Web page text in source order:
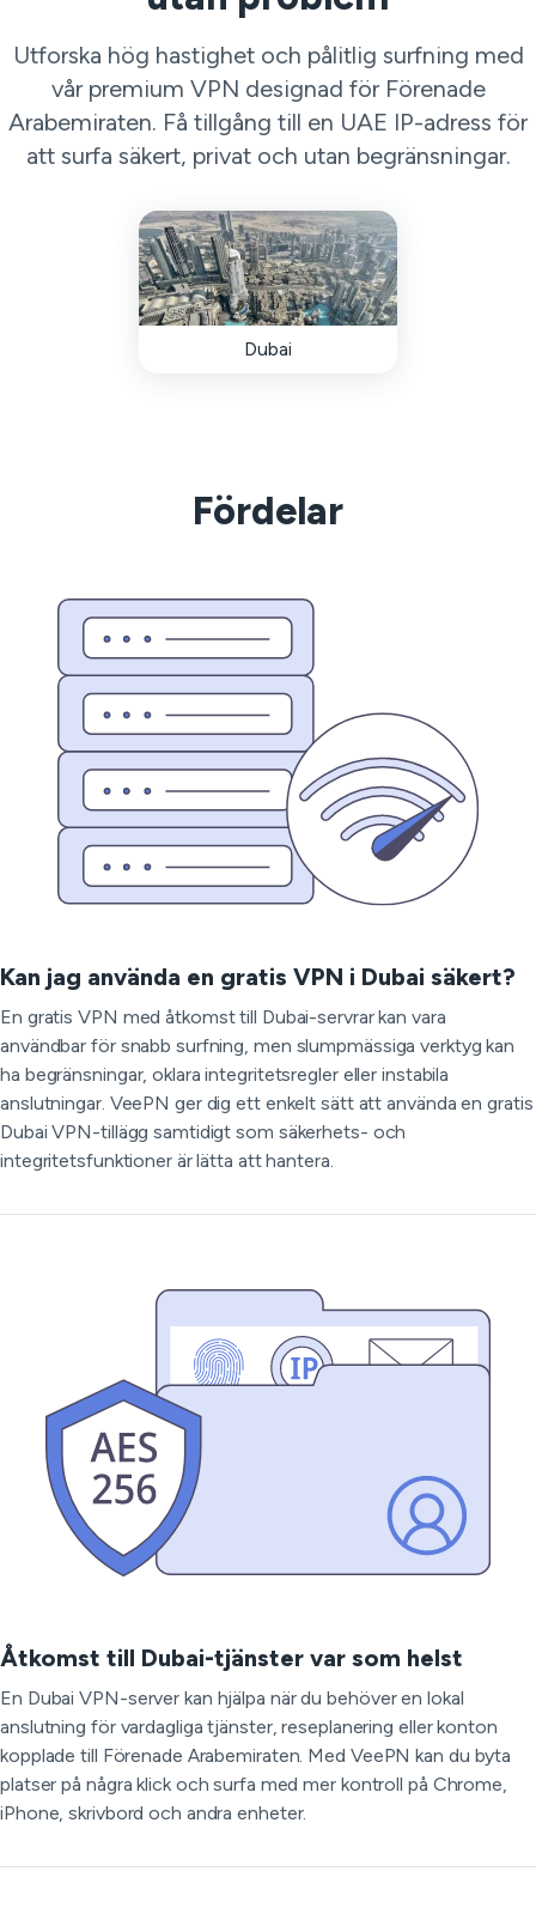
Utforska hög hastighet och pålitlig surfning med
vår premium VPN designad för Förenade
Arabemiraten. Få tillgång till en UAE IP-adress för
att surfa säkert, privat och utan begränsningar.
Dubai
Fördelar
Kan jag använda en gratis VPN i Dubai säkert?
En gratis VPN med åtkomst till Dubai-servrar kan vara
användbar för snabb surfning, men slumpmässiga verktyg kan
ha begränsningar, oklara integritetsregler eller instabila
anslutningar. VeePN ger dig ett enkelt sätt att använda en gratis
Dubai VPN-tillägg samtidigt som säkerhets- och
integritetsfunktioner är lätta att hantera.
Åtkomst till Dubai-tjänster var som helst
En Dubai VPN-server kan hjälpa när du behöver en lokal
anslutning för vardagliga tjänster, reseplanering eller konton
kopplade till Förenade Arabemiraten. Med VeePN kan du byta
platser på några klick och surfa med mer kontroll på Chrome,
iPhone, skrivbord och andra enheter.